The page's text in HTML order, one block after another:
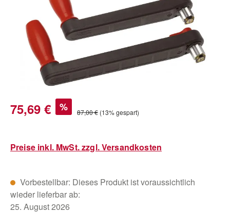
Verkaufspreis:
75,69 € % Regulärer Preis:
87,00 € (13% gespart)
Preise inkl. MwSt. zzgl. Versandkosten
Vorbestellbar: Dieses Produkt ist voraussichtlich
wieder lieferbar ab:
25. August 2026